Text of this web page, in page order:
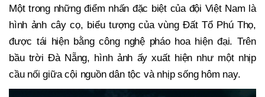
Một trong những điểm nhấn đặc biệt của đội Việt Nam là
hình ảnh cây cọ, biểu tượng của vùng Đất Tổ Phú Thọ,
được tái hiện bằng công nghệ pháo hoa hiện đại. Trên
bầu trời Đà Nẵng, hình ảnh ấy xuất hiện như một nhịp
cầu nối giữa cội nguồn dân tộc và nhịp sống hôm nay.